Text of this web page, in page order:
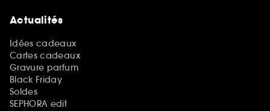
Actualités
Idées cadeaux
Cartes cadeaux
Gravure parfum
Black Friday
Soldes
SEPHORA edit